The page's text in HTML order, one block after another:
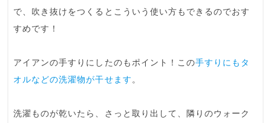
で、吹き抜けをつくるとこういう使い方もできるのでおす
すめです！
アイアンの手すりにしたのもポイント！この手すりにもタ
オルなどの洗濯物が干せます 。
洗濯ものが乾いたら、さっと取り出して、隣りのウォーク